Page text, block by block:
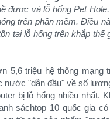
được vá lỗ hổng Pet
trên phần mềm. Điều
tại lỗ hổng trên khắp thế
5,6 triệu hệ thống mạng
nước "dẫn đầu" về số
bị lỗ hổng nhiều nhất.
sáchtop 10 quốc gia